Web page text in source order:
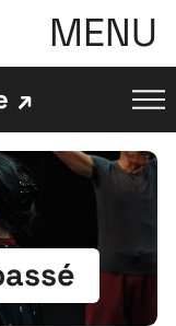
MENU